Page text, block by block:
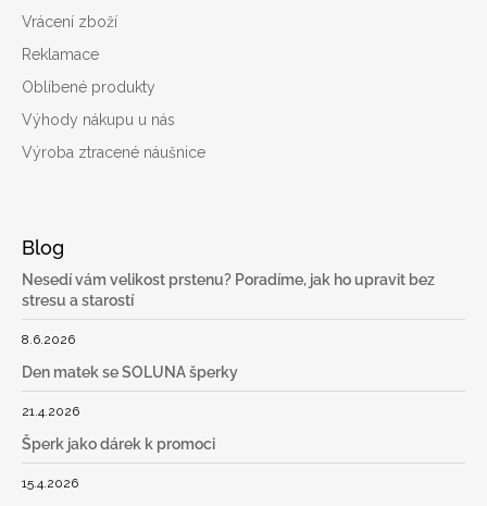
Vrácení zboží
Reklamace
Oblíbené produkty
Výhody nákupu u nás
Výroba ztracené náušnice
Blog
Nesedí vám velikost prstenu? Poradíme, jak ho upravit bez
stresu a starostí
8.6.2026
Den matek se SOLUNA šperky
21.4.2026
Šperk jako dárek k promoci
15.4.2026